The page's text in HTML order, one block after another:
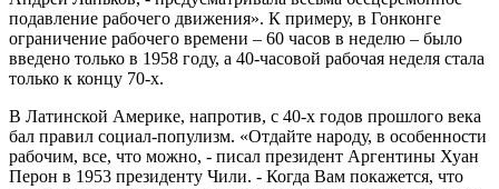
подавление рабочего движения». К примеру, в Гонконге
ограничение рабочего времени – 60 часов в неделю – было
введено только в 1958 году, а 40-часовой рабочая неделя стала
только к концу 70-х.
В Латинской Америке, напротив, с 40-х годов прошлого века
бал правил социал-популизм. «Отдайте народу, в особенности
рабочим, все, что можно, - писал президент Аргентины Хуан
Перон в 1953 президенту Чили. - Когда Вам покажется, что